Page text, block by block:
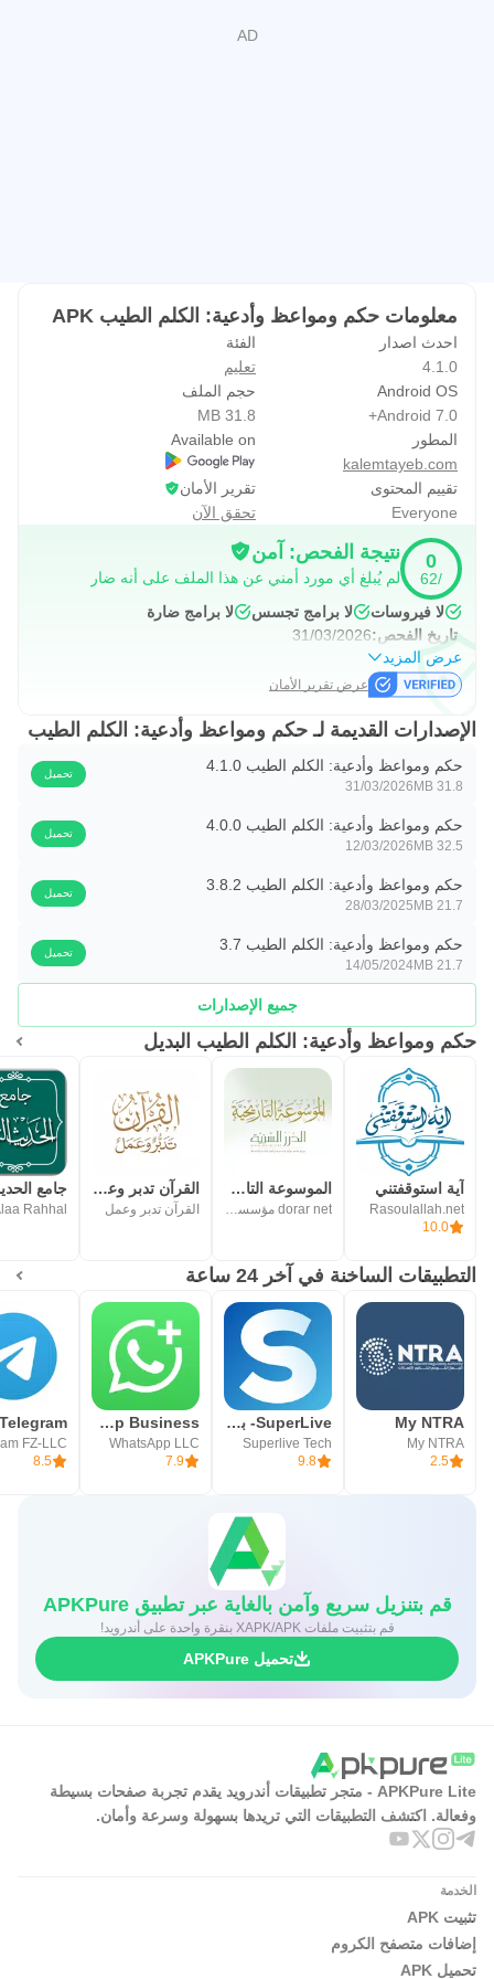
معلومات حكم ومواعظ وأدعية: الكلم الطيب APK
احدث اصدار
4.1.0
الفئة
تعليم
Android OS
Android 7.0+
حجم الملف
31.8 MB
المطور
kalemtayeb.com
Available on
تقييم المحتوى
Everyone
تقرير الأمان
تحقق الآن
0
/62
نتيجة الفحص: آمن
لم يُبلغ أي مورد أمني عن هذا الملف على أنه ضار
لا فيروسات
لا برامج تجسس
لا برامج ضارة
تاريخ الفحص:31/03/2026
عرض المزيد
عرض تقرير الأمان
الإصدارات القديمة لـ حكم ومواعظ وأدعية: الكلم الطيب
حكم ومواعظ وأدعية: الكلم الطيب 4.1.0
31.8 MB
31/03/2026
تحميل
حكم ومواعظ وأدعية: الكلم الطيب 4.0.0
32.5 MB
12/03/2026
تحميل
حكم ومواعظ وأدعية: الكلم الطيب 3.8.2
21.7 MB
28/03/2025
تحميل
حكم ومواعظ وأدعية: الكلم الطيب 3.7
21.7 MB
14/05/2024
تحميل
جميع الإصدارات
حكم ومواعظ وأدعية: الكلم الطيب البديل
آية استوقفتني
Rasoulallah.net
10.0
الموسوعة التاريخية القرآن تدبر وعمل
القرآن تدبر وعمل Rahhal
التطبيقات الساخنة في آخر 24 ساعة
My NTRA
My NTRA
2.5
SuperLive- بث مباشر و دردشة
Superlive Tech
9.8
WhatsApp Business
WhatsApp LLC
7.9
Telegram
FZ-LLC
8.5
قم بتنزيل سريع وآمن بالغاية عبر تطبيق APKPure
قم بتثبيت ملفات XAPK/APK بنقرة واحدة على أندرويد!
تحميل APKPure
APKPure Lite - متجر تطبيقات أندرويد يقدم تجربة صفحات بسيطة
وفعالة. اكتشف التطبيقات التي تريدها بسهولة وسرعة وأمان.
الخدمة
تثبيت APK
إضافات متصفح الكروم
تحميل APK